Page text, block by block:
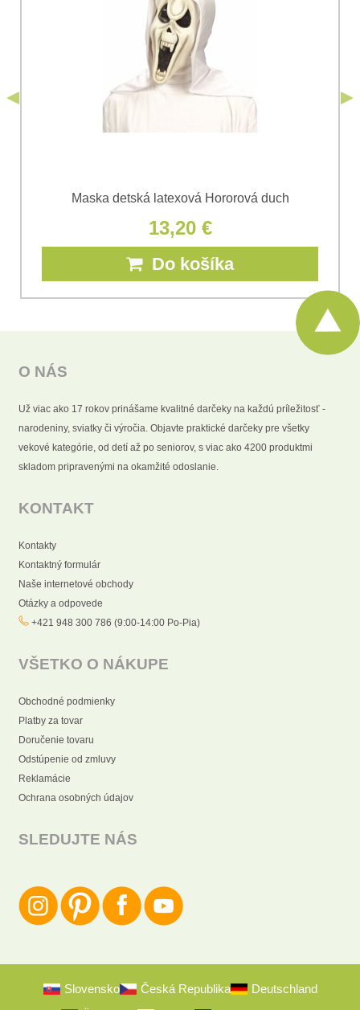
odoslania formulára. Oboznámil som sa s
Ochrany osobných údajov
Maska detská latexová Hororová duch
13,20 €
Do košíka
O NÁS
Už viac ako 17 rokov prinášame kvalitné darčeky na každú príležitosť -
narodeniny, sviatky či výročia. Objavte praktické darčeky pre všetky
vekové kategórie, od detí až po seniorov, s viac ako 4200 produktmi
skladom pripravenými na okamžité odoslanie.
KONTAKT
Kontakty
Kontaktný formulár
Naše internetové obchody
Otázky a odpovede
+421 948 300 786 (9:00-14:00 Po-Pia)
VŠETKO O NÁKUPE
Obchodné podmienky
Platby za tovar
Doručenie tovaru
Odstúpenie od zmluvy
Reklamácie
Ochrana osobných údajov
SLEDUJTE NÁS
Slovensko Česká Republika
Deutschland